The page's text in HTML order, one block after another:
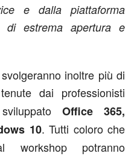
e dalla piattaforma
estrema apertura e
inoltre più di
dai professionisti
Office 365,
10. Tutti coloro che
workshop potranno